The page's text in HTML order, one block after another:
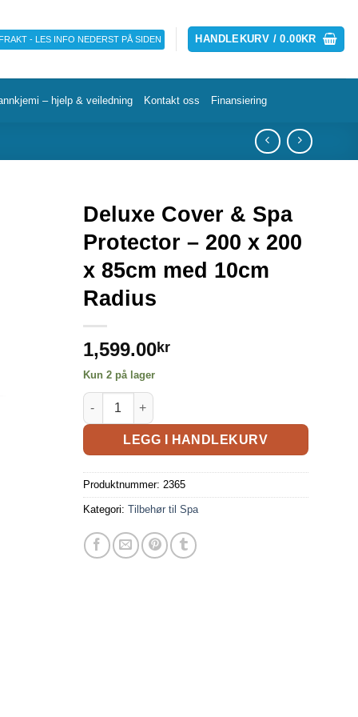
- LES INFO NEDERST PÅ SIDEN HANDLEKURV /0.00KR
– hjelp & veiledning Kontakt oss Finansiering
Deluxe Cover & Spa
Protector – 200 x 200
x 85cm med 10cm
Radius
1,599.00kr
Kun 2 på lager
LEGG I HANDLEKURV
Produktnummer: 2365
Kategori: Tilbehør til Spa